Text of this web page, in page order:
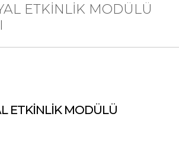
ETKİNLİK MODÜLÜ
ETKİNLİK MODÜLÜ